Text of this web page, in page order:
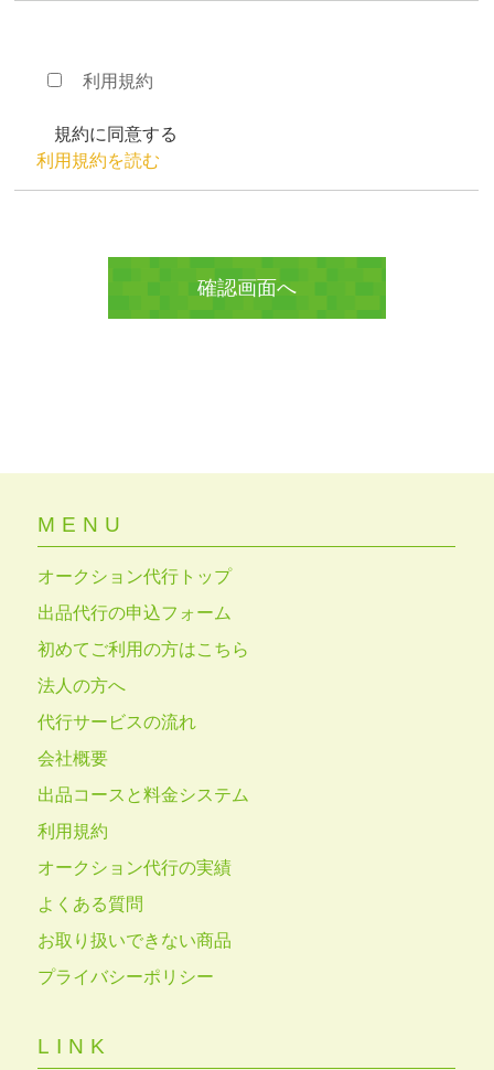
利用規約
規約に同意する
利用規約を読む
MENU
オークション代行トップ
出品代行の申込フォーム
初めてご利用の方はこちら
法人の方へ
代行サービスの流れ
会社概要
出品コースと料金システム
利用規約
オークション代行の実績
よくある質問
お取り扱いできない商品
プライバシーポリシー
LINK